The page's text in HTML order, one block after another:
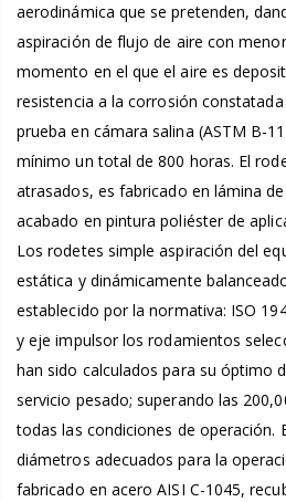
aerodinámica que se pretenden,
aspiración de flujo de aire con
momento en el que el aire es
resistencia a la corrosión
prueba en cámara salina (ASTM B-
mínimo un total de 800 horas. El
atrasados, es fabricado en lámina
acabado en pintura poliéster de
Los rodetes simple aspiración del
estática y dinámicamente
establecido por la normativa: ISO
y eje impulsor los rodamientos
han sido calculados para su óptimo
servicio pesado; superando las
todas las condiciones de operación.
diámetros adecuados para la
fabricado en acero AISI C-1045,